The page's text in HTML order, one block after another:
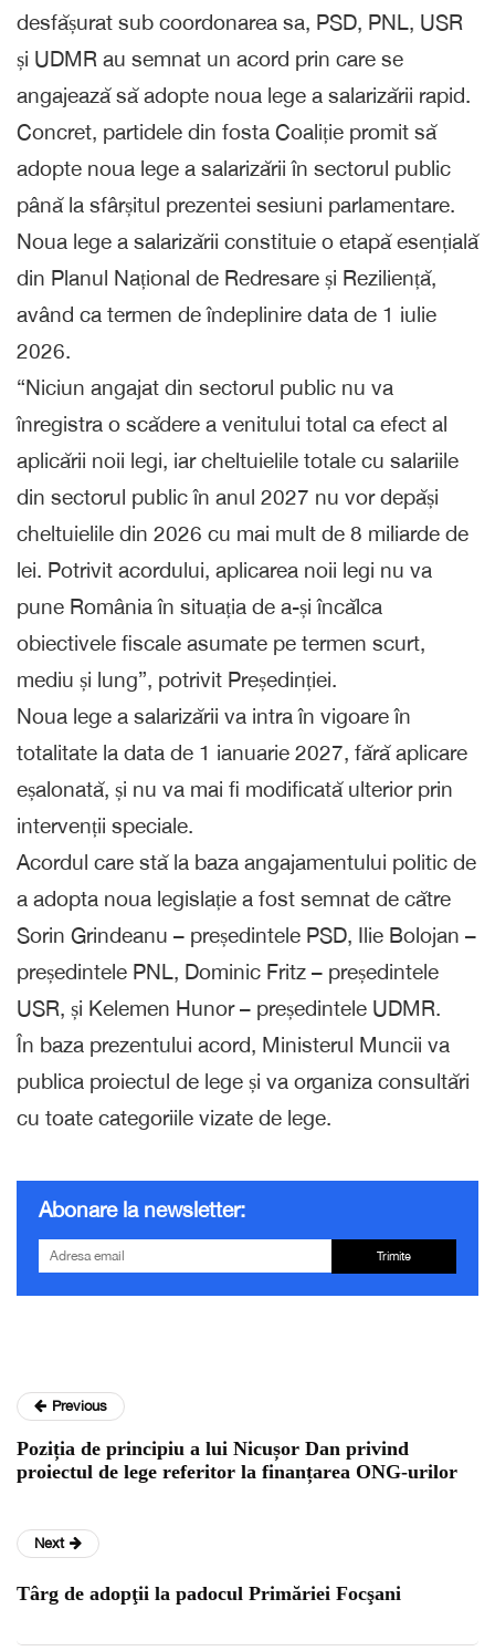
desfășurat sub coordonarea sa, PSD, PNL, USR
și UDMR au semnat un acord prin care se
angajează să adopte noua lege a salarizării rapid.
Concret, partidele din fosta Coaliție promit să
adopte noua lege a salarizării în sectorul public
până la sfârșitul prezentei sesiuni parlamentare.
Noua lege a salarizării constituie o etapă esențială
din Planul Național de Redresare și Reziliență,
având ca termen de îndeplinire data de 1 iulie
2026.
“Niciun angajat din sectorul public nu va
înregistra o scădere a venitului total ca efect al
aplicării noii legi, iar cheltuielile totale cu salariile
din sectorul public în anul 2027 nu vor depăși
cheltuielile din 2026 cu mai mult de 8 miliarde de
lei. Potrivit acordului, aplicarea noii legi nu va
pune România în situația de a-și încălca
obiectivele fiscale asumate pe termen scurt,
mediu și lung”, potrivit Președinției.
Noua lege a salarizării va intra în vigoare în
totalitate la data de 1 ianuarie 2027, fără aplicare
eșalonată, și nu va mai fi modificată ulterior prin
intervenții speciale.
Acordul care stă la baza angajamentului politic de
a adopta noua legislație a fost semnat de către
Sorin Grindeanu – președintele PSD, Ilie Bolojan –
președintele PNL, Dominic Fritz – președintele
USR, și Kelemen Hunor – președintele UDMR.
În baza prezentului acord, Ministerul Muncii va
publica proiectul de lege și va organiza consultări
cu toate categoriile vizate de lege.
Abonare la newsletter:
Trimite
Previous
Poziția de principiu a lui Nicușor Dan privind
proiectul de lege referitor la finanțarea ONG-urilor
Next
Târg de adopţii la padocul Primăriei Focşani